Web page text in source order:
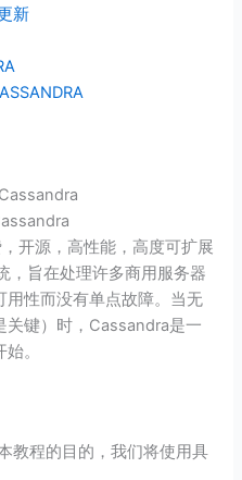
新
开源，高性能，高度可扩展
，旨在处理许多商用服务器
用性而没有单点故障。当无
关键）时，Cassandra是一
。
教程的目的，我们将使用具